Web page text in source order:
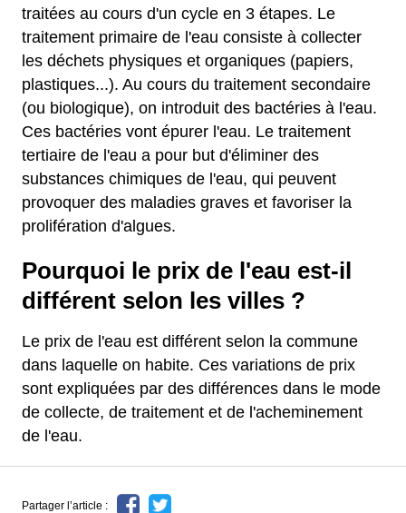
traitées au cours d'un cycle en 3 étapes. Le
traitement primaire de l'eau consiste à collecter
les déchets physiques et organiques (papiers,
plastiques...). Au cours du traitement secondaire
(ou biologique), on introduit des bactéries à l'eau.
Ces bactéries vont épurer l'eau. Le traitement
tertiaire de l'eau a pour but d'éliminer des
substances chimiques de l'eau, qui peuvent
provoquer des maladies graves et favoriser la
prolifération d'algues.
Pourquoi le prix de l'eau est-il
différent selon les villes ?
Le prix de l'eau est différent selon la commune
dans laquelle on habite. Ces variations de prix
sont expliquées par des différences dans le mode
de collecte, de traitement et de l'acheminement
de l'eau.
Partager l’article :